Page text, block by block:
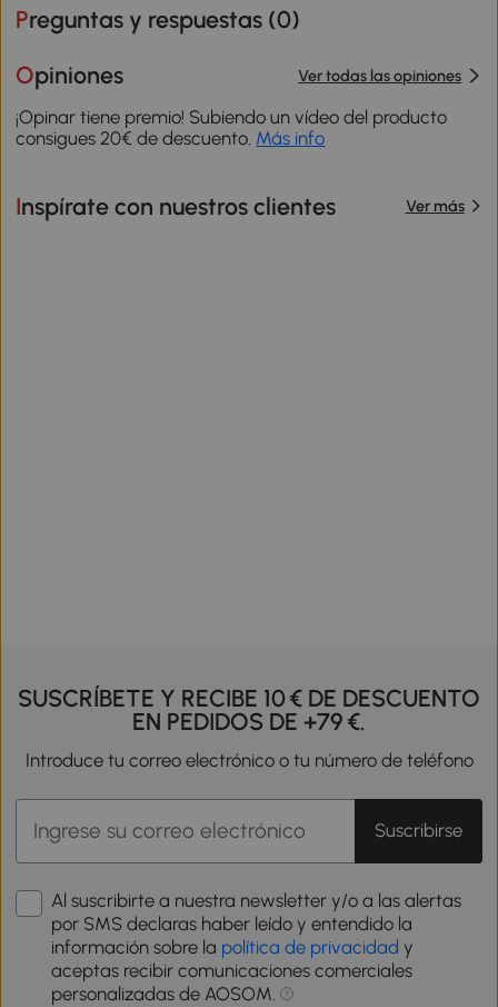
Preguntas y respuestas (0)
Opiniones Ver todas las opiniones
¡Opinar tiene premio! Subiendo un vídeo del producto
consigues 20€ de descuento. Más info
Inspírate con nuestros clientes Ver más
SUSCRÍBETE Y RECIBE 10 € DE DESCUENTO
EN PEDIDOS DE +79 €.
Introduce tu correo electrónico o tu número de teléfono
Suscribirse
Al suscribirte a nuestra newsletter y/o a las alertas
por SMS declaras haber leído y entendido la
información sobre la política de privacidad y
aceptas recibir comunicaciones comerciales
personalizadas de AOSOM.